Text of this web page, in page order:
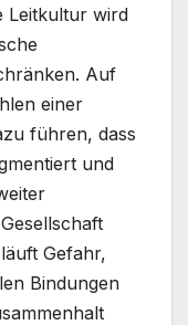
Leitkultur wird
Auf
einer
führen, dass
und
Gefahr,
Bindungen